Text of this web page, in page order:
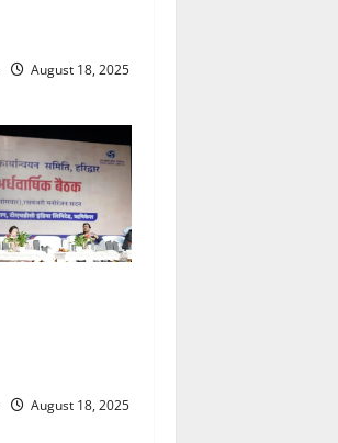
August 18, 2025
August 18, 2025